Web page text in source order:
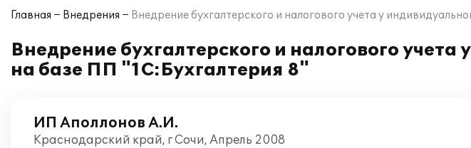
Главная Внедрения Внедрение бухгалтерского и налогового учета у
Внедрение бухгалтерского и налогового
на базе ПП "1С:Бухгалтерия 8"
ИП Аполлонов А.И.
Краснодарский край, г Сочи, Апрель 2008